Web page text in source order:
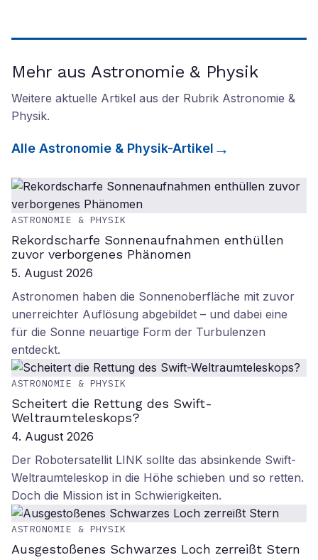
Mehr aus Astronomie & Physik
Weitere aktuelle Artikel aus der Rubrik Astronomie &
Physik.
Alle Astronomie & Physik-Artikel
ASTRONOMIE & PHYSIK
Rekordscharfe Sonnenaufnahmen enthüllen
zuvor verborgenes Phänomen
5. August 2026
Astronomen haben die Sonnenoberfläche mit zuvor
unerreichter Auflösung abgebildet – und dabei eine
für die Sonne neuartige Form der Turbulenzen
entdeckt.
ASTRONOMIE & PHYSIK
Scheitert die Rettung des Swift-
Weltraumteleskops?
4. August 2026
Der Robotersatellit LINK sollte das absinkende Swift-
Weltraumteleskop in die Höhe schieben und so retten.
Doch die Mission ist in Schwierigkeiten.
ASTRONOMIE & PHYSIK
Ausgestoßenes Schwarzes Loch zerreißt Stern